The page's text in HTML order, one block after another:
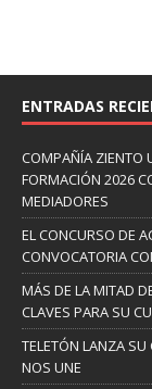
ENTRADAS
COMPAÑÍA ZIENTO
FORMACIÓN 2026
MEDIADORES
EL CONCURSO DE
CONVOCATORIA
MÁS DE LA MITAD
CLAVES PARA SU
TELETÓN LANZA
NOS UNE